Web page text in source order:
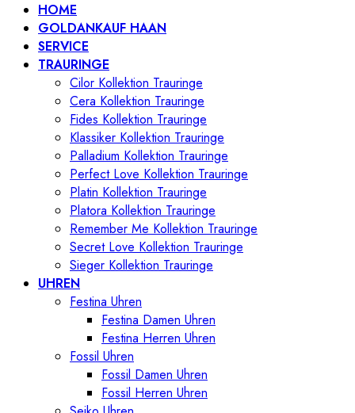
HOME
GOLDANKAUF HAAN
SERVICE
TRAURINGE
Cilor Kollektion Trauringe
Cera Kollektion Trauringe
Fides Kollektion Trauringe
Klassiker Kollektion Trauringe
Palladium Kollektion Trauringe
Perfect Love Kollektion Trauringe
Platin Kollektion Trauringe
Platora Kollektion Trauringe
Remember Me Kollektion Trauringe
Secret Love Kollektion Trauringe
Sieger Kollektion Trauringe
UHREN
Festina Uhren
Festina Damen Uhren
Festina Herren Uhren
Fossil Uhren
Fossil Damen Uhren
Fossil Herren Uhren